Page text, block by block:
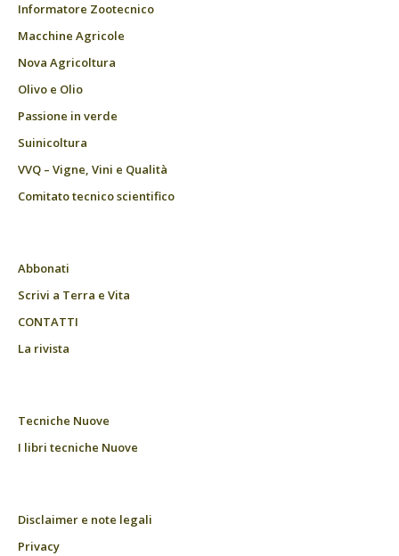
Informatore Zootecnico
Macchine Agricole
Nova Agricoltura
Olivo e Olio
Passione in verde
Suinicoltura
VVQ – Vigne, Vini e Qualità
Comitato tecnico scientifico
Abbonati
Scrivi a Terra e Vita
CONTATTI
La rivista
Tecniche Nuove
I libri tecniche Nuove
Disclaimer e note legali
Privacy